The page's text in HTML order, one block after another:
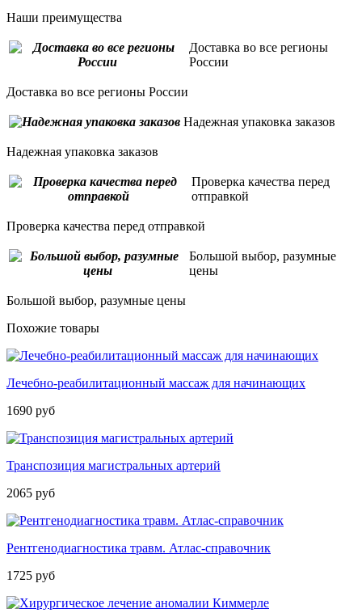
Наши преимущества
Доставка во все регионы
России
Доставка во все регионы России
Надежная упаковка заказов
Надежная упаковка заказов
Проверка качества перед
отправкой
Проверка качества перед отправкой
Большой выбор, разумные
цены
Большой выбор, разумные цены
Похожие товары
Лечебно-реабилитационный массаж для начинающих
1690 руб
Транспозиция магистральных артерий
2065 руб
Рентгенодиагностика травм. Атлас­-справочник
1725 руб